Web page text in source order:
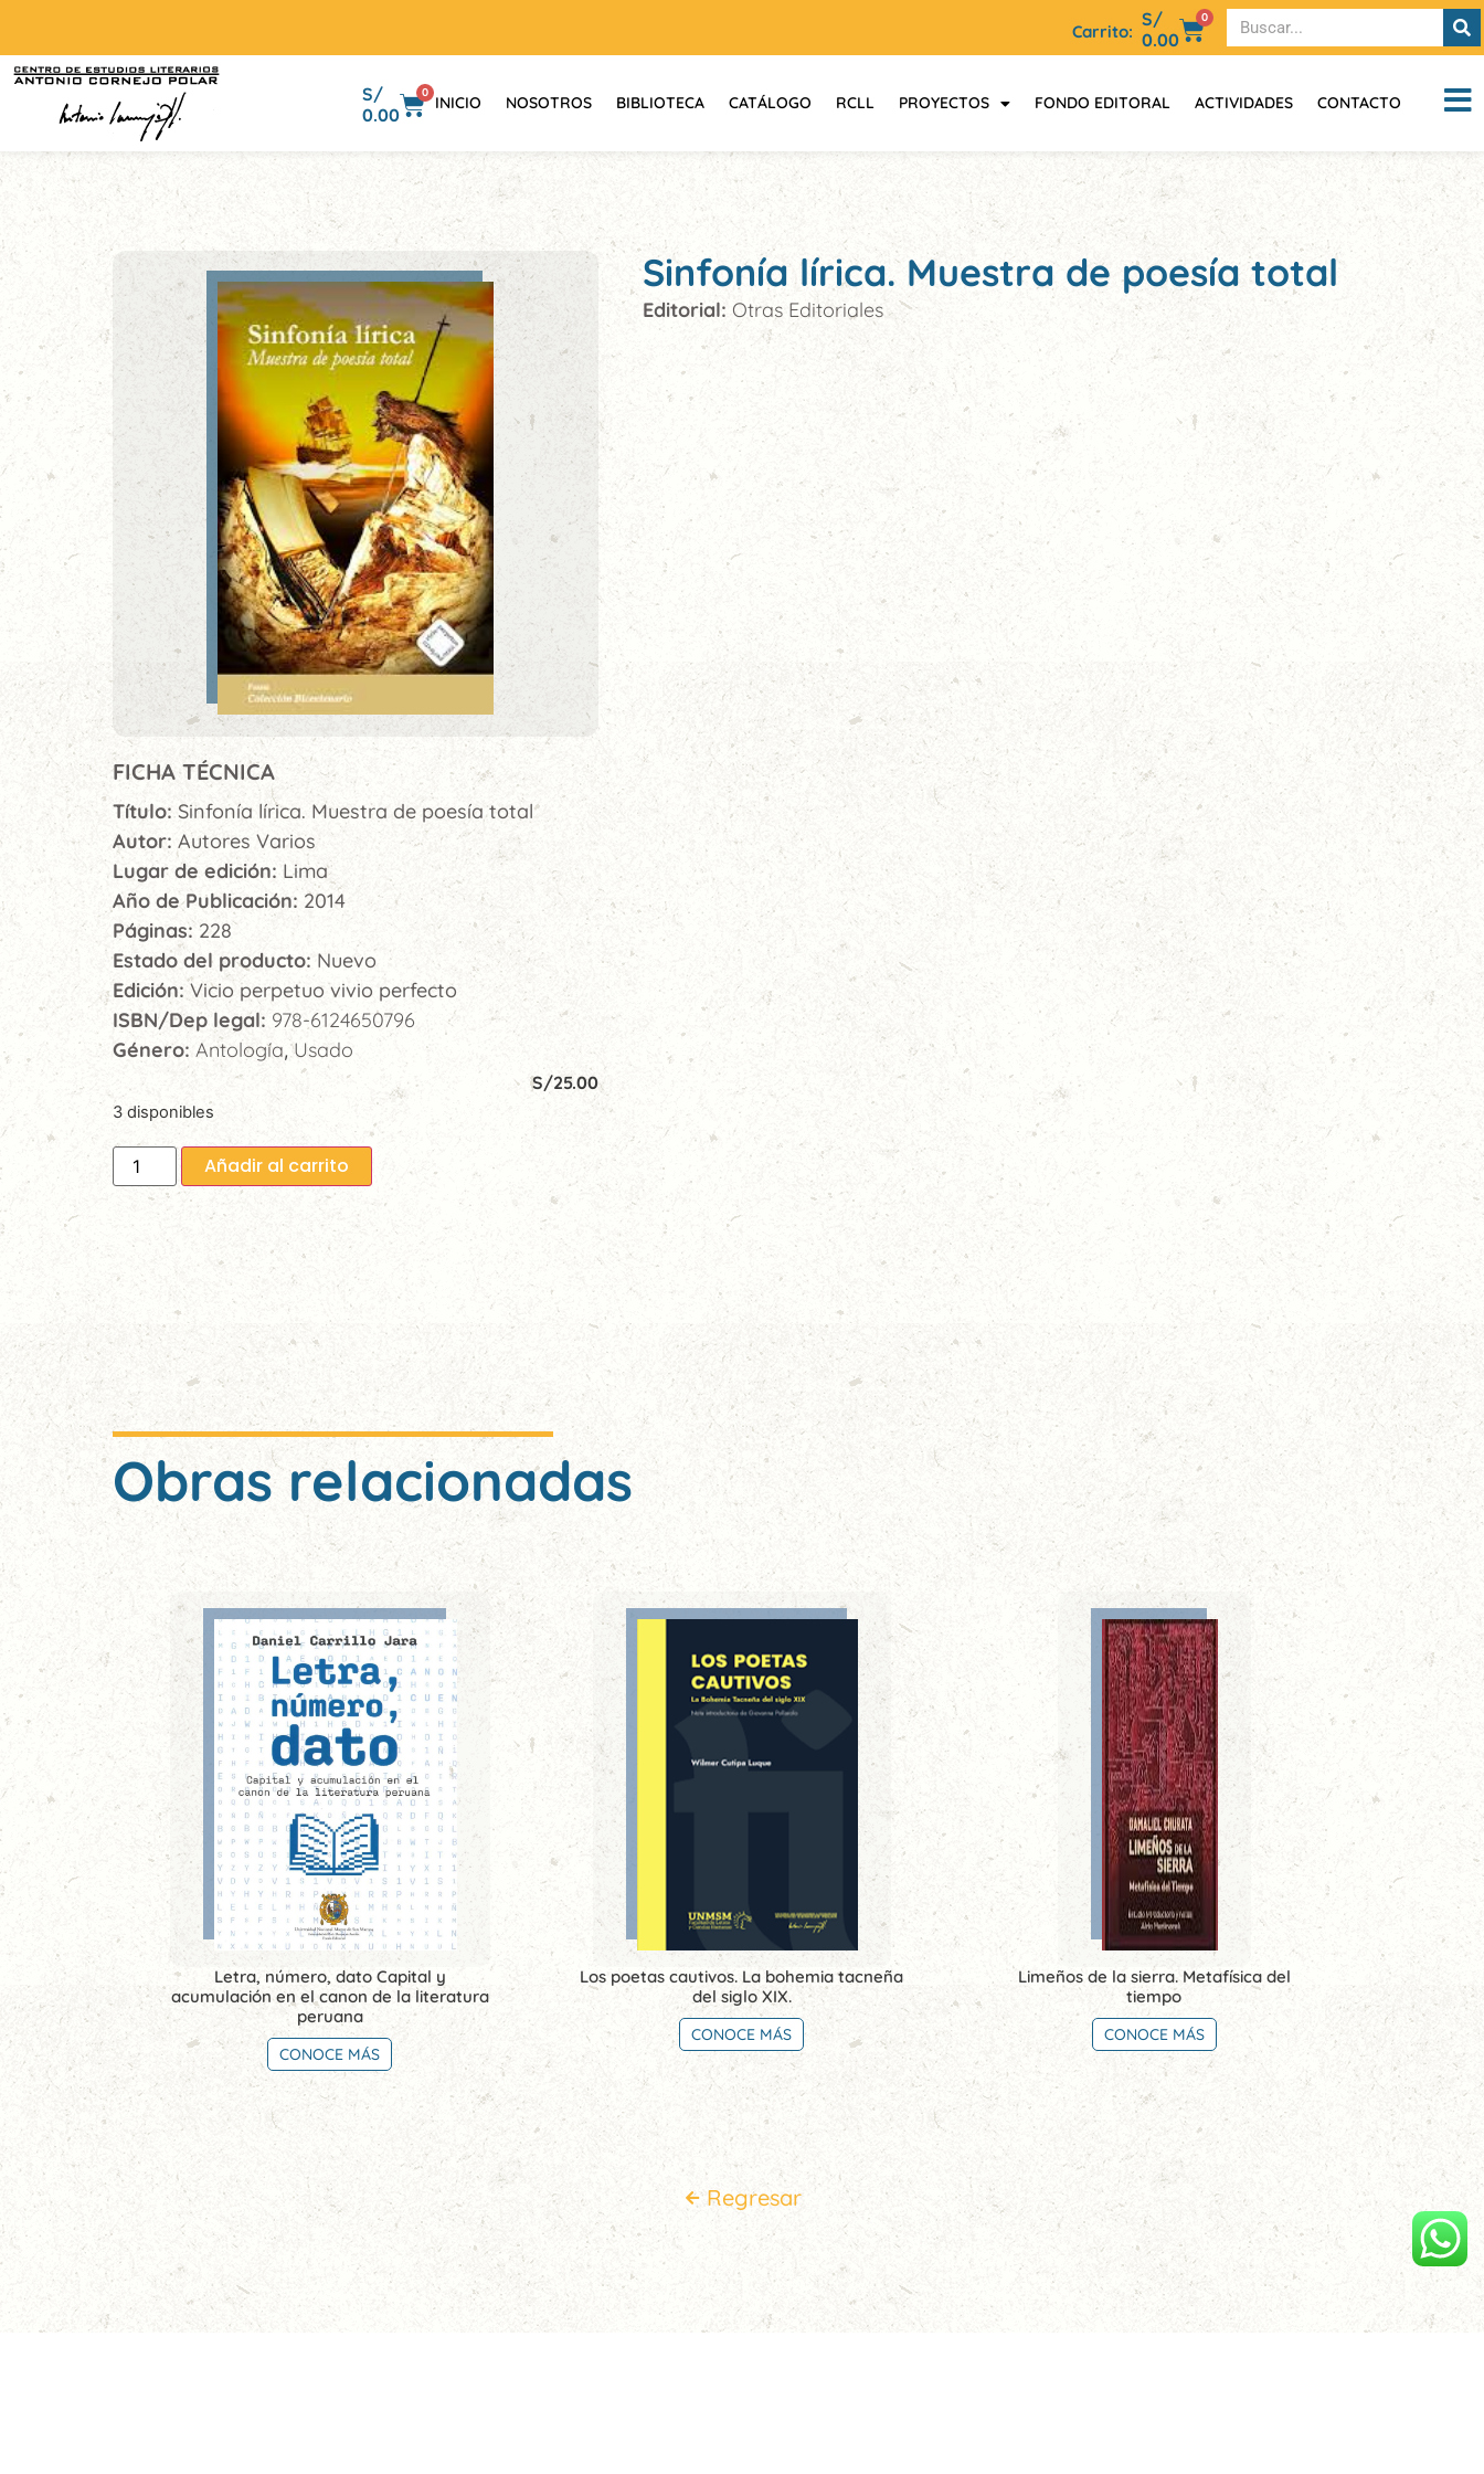
Carrito:
S/
0.00
0
S/
0.00
0
INICIO NOSOTROS BIBLIOTECA CATÁLOGO RCLL PROYECTOS FONDO EDITORAL ACTIVIDADES CONTACTO
FICHA TÉCNICA
Título:Sinfonía lírica. Muestra de poesía total
Autor: Autores Varios
Lugar de edición: Lima
Año de Publicación: 2014
Páginas: 228
Estado del producto: Nuevo
Edición:Vicio perpetuo vivio perfecto
ISBN/Dep legal: 978-6124650796
Género: Antología, Usado
S/25.00
3 disponibles
Añadir al carrito
Sinfonía lírica. Muestra de poesía total
Editorial: Otras Editoriales
Obras relacionadas
Letra, número, dato Capital y
acumulación en el canon de la literatura
peruana
CONOCE MÁS
Los poetas cautivos. La bohemia tacneña
del siglo XIX.
CONOCE MÁS
Limeños de la sierra. Metafísica del
tiempo
CONOCE MÁS
Regresar